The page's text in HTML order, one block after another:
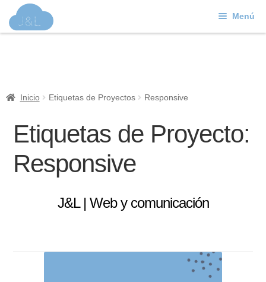
a
al
Menú
Soporte
Inicio Etiquetas de Proyectos Responsive
Etiquetas de Proyecto:
Responsive
J&L | Web y comunicación